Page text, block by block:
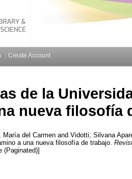
Create Account
de la
nueva filosofía
María del Carmen and Vidotti, Silvana
a una nueva filosofía de trabajo.
(Paginated)]